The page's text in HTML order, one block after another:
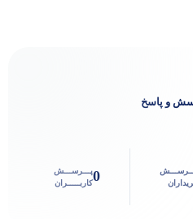
و پاسخ
0پـــرســـش
کاربـــــران